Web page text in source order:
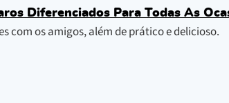
Diferenciados Para Todas As
com os amigos, além de prático e delicioso.